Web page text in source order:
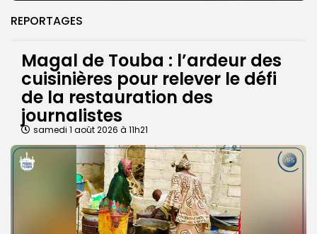
REPORTAGES
Magal de Touba : l’ardeur des
cuisinières pour relever le défi
de la restauration des
journalistes
samedi 1 août 2026 à 11h21